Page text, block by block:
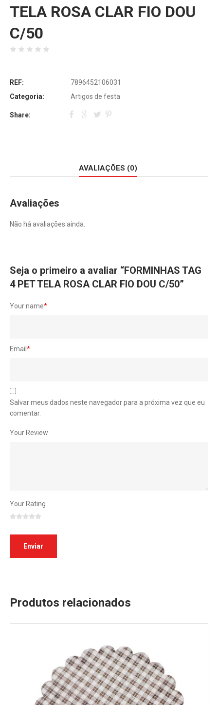
TELA ROSA CLAR FIO DOU
C/50
REF:
7896452106031
Categoria:
Artigos de festa
Share:
AVALIAÇÕES (0)
Avaliações
Não há avaliações ainda.
Seja o primeiro a avaliar “FORMINHAS TAG
4 PET TELA ROSA CLAR FIO DOU C/50”
Your name*
Email *
Salvar meus dados neste navegador para a próxima vez que eu
comentar.
Your Review
Your Rating
Produtos relacionados